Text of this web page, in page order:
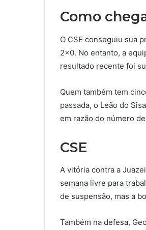
Como
O CSE conseguiu sua
2×0. No entanto, a
resultado recente foi
Quem também tem
passada, o Leão do
em razão do número
CSE
A vitória contra a
semana livre para
de suspensão, mas a
Também na defesa,